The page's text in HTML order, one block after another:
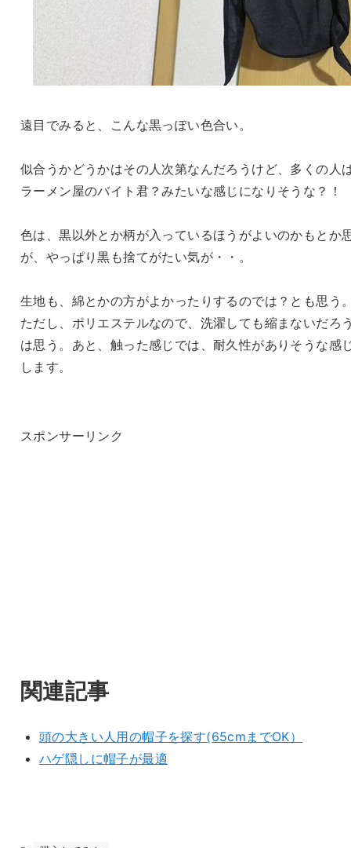
遠目でみると、こんな黒っぽい色合い。
似合うかどうかはその人次第なんだろうけど、多くの人
ラーメン屋のバイト君？みたいな感じになりそうな？！
色は、黒以外とか柄が入っているほうがよいのかもとか
が、やっぱり黒も捨てがたい気が・・。
生地も、綿とかの方がよかったりするのでは？とも思う
ただし、ポリエステルなので、洗濯しても縮まないだろ
は思う。あと、触った感じでは、耐久性がありそうな感
します。
スポンサーリンク
関連記事
頭の大きい人用の帽子を探す(65cmまでOK）
ハゲ隠しに帽子が最適